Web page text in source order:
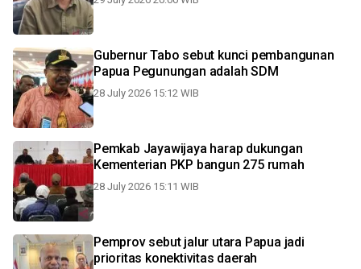
Gubernur Tabo sebut kunci pembangunan
Papua Pegunungan adalah SDM
28 July 2026 15:12 WIB
Pemkab Jayawijaya harap dukungan
Kementerian PKP bangun 275 rumah
28 July 2026 15:11 WIB
Pemprov sebut jalur utara Papua jadi
prioritas konektivitas daerah